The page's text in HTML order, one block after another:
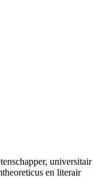
universitair
en literair